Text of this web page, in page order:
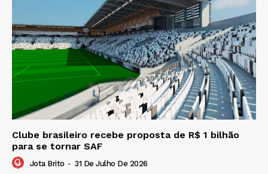
Clube brasileiro recebe proposta de R$ 1 bilhão
para se tornar SAF
Jota Brito - 31 De Julho De 2026